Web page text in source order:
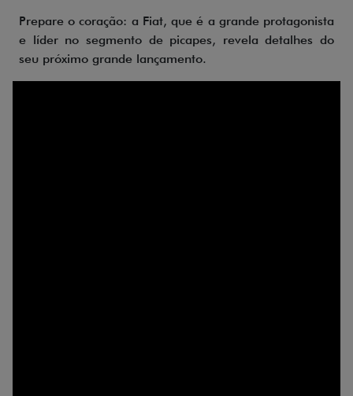
Prepare o coração: a Fiat, que é a grande protagonista
e líder no segmento de picapes, revela detalhes do
seu próximo grande lançamento.